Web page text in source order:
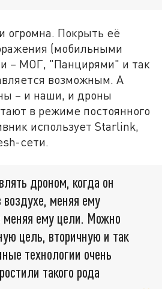
огромна. Покрыть её
(мобильными
– МОГ, "Панцирями" и так
возможным. А
– и наши, и дроны
в режиме постоянного
использует Starlink,
сети.
дроном, когда он
меняя ему
ему цели. Можно
цель, вторичную и так
технологии очень
такого рода